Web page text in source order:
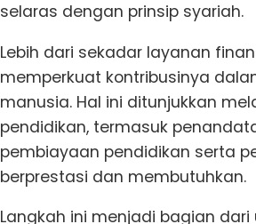
selaras dengan prinsip syariah.
Lebih dari sekadar layanan
memperkuat kontribusinya
manusia. Hal ini ditunjukkan
pendidikan, termasuk
pembiayaan pendidikan serta
berprestasi dan membutuhkan.
Langkah ini menjadi bagian